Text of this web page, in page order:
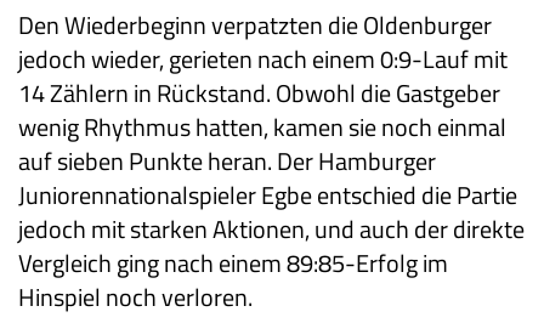
Den Wiederbeginn verpatzten die Oldenburger
jedoch wieder, gerieten nach einem 0:9-Lauf mit
14 Zählern in Rückstand. Obwohl die Gastgeber
wenig Rhythmus hatten, kamen sie noch einmal
auf sieben Punkte heran. Der Hamburger
Juniorennationalspieler Egbe entschied die Partie
jedoch mit starken Aktionen, und auch der direkte
Vergleich ging nach einem 89:85-Erfolg im
Hinspiel noch verloren.